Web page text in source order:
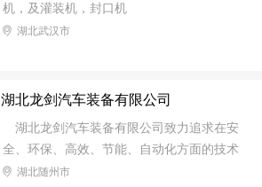
内节能照明灯； 4.厢体厚度可选100mm、1
20mm，内外壁板可选装玻璃钢、彩钢板、
机，及灌装机，封口机
湖北武汉市
湖北龙剑汽车装备有限公司
湖北龙剑汽车装备有限公司致力追求在安
全、环保、高效、节能、自动化方面的技术
研究和应用。强调产品的美观性、经济性和
湖北随州市